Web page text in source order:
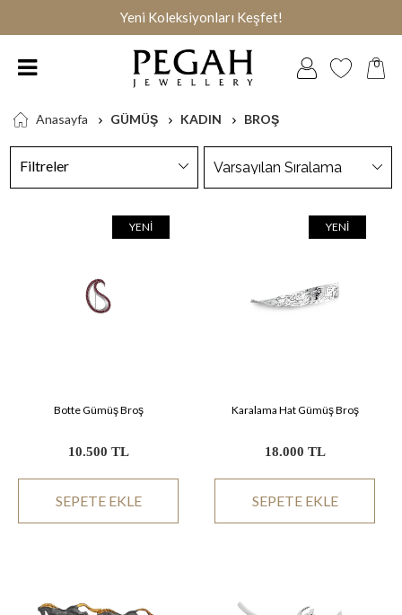
Yeni Koleksiyonları Keşfet!
0
Anasayfa GÜMÜŞ KADIN BROŞ
Filtreler
YENI
Botte Gümüş Broş
10.500 TL
SEPETE EKLE
YENI
Karalama Hat Gümüş Broş
18.000 TL
SEPETE EKLE